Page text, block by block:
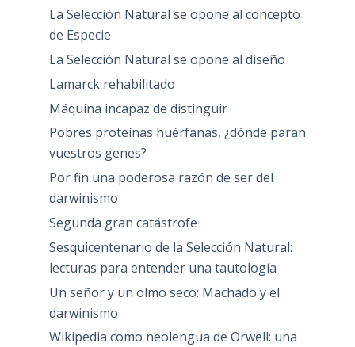
La Selección Natural se opone al concepto
de Especie
La Selección Natural se opone al diseño
Lamarck rehabilitado
Máquina incapaz de distinguir
Pobres proteínas huérfanas, ¿dónde paran
vuestros genes?
Por fin una poderosa razón de ser del
darwinismo
Segunda gran catástrofe
Sesquicentenario de la Selección Natural:
lecturas para entender una tautología
Un señor y un olmo seco: Machado y el
darwinismo
Wikipedia como neolengua de Orwell: una